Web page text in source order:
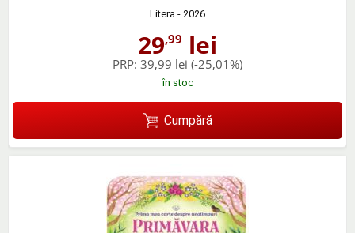
Litera - 2026
29,99 lei
PRP: 39,99 lei (-25,01%)
în stoc
Cumpără